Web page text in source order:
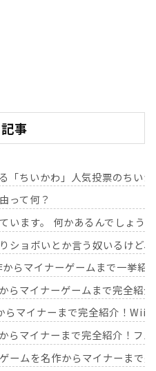
事
「ちいかわ」人気投票のちい
って何？
います。 何かあるんでしょう
ショボいとか言う奴いるけど
らマイナーゲームまで一挙紹
らマイナーゲームまで完全紹
マイナーまで完全紹介！Wii
らマイナーまで完全紹介！フ
ームを名作からマイナーまで